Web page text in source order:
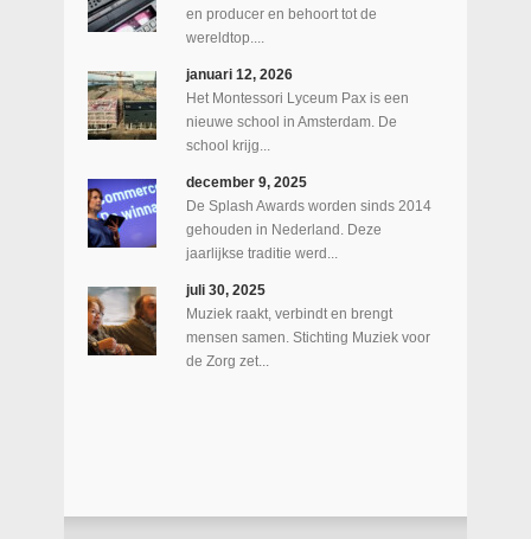
en producer en behoort tot de
wereldtop....
januari 12, 2026
Het Montessori Lyceum Pax is een
nieuwe school in Amsterdam. De
school krijg...
december 9, 2025
De Splash Awards worden sinds 2014
gehouden in Nederland. Deze
jaarlijkse traditie werd...
juli 30, 2025
Muziek raakt, verbindt en brengt
mensen samen. Stichting Muziek voor
de Zorg zet...